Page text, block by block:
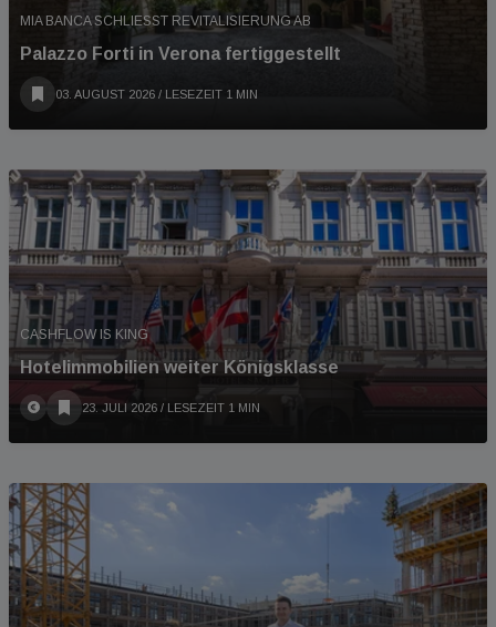
MIA BANCA SCHLIESST REVITALISIERUNG AB
Palazzo Forti in Verona fertiggestellt
03. AUGUST 2026 / LESEZEIT 1 MIN
CASHFLOW IS KING
Hotelimmobilien weiter Königsklasse
23. JULI 2026 / LESEZEIT 1 MIN